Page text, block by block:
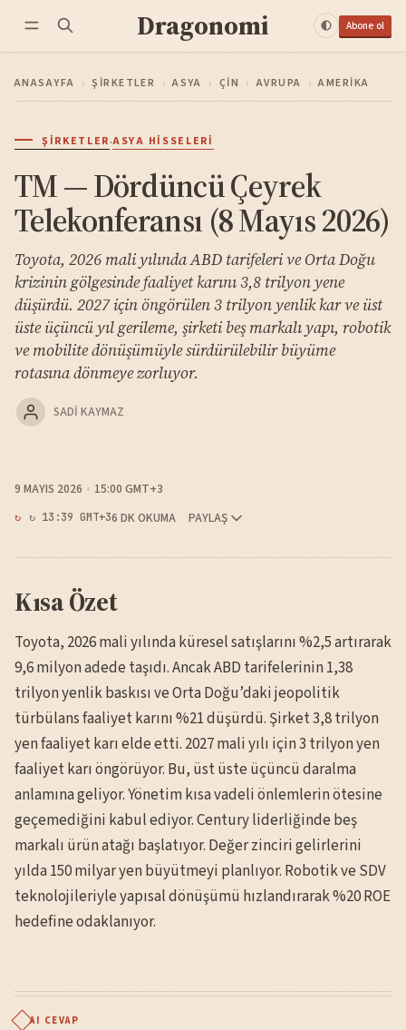
Dragonomi Abone ol
ANASAYFA › ŞIRKETLER › ASYA › ÇIN › AVRUPA › AMERIKA
ŞIRKETLER·ASYA HISSELERI
TM — Dördüncü Çeyrek
Telekonferansı (8 Mayıs 2026)
Toyota, 2026 mali yılında ABD tarifeleri ve Orta Doğu
krizinin gölgesinde faaliyet karını 3,8 trilyon yene
düşürdü. 2027 için öngörülen 3 trilyon yenlik kar ve üst
üste üçüncü yıl gerileme, şirketi beş markalı yapı, robotik
ve mobilite dönüşümüyle sürdürülebilir büyüme
rotasına dönmeye zorluyor.
SADI KAYMAZ
9 MAYIS 2026 15:00 GMT+3
↻ 13:39 GMT+36 DK OKUMA PAYLAŞ
Kısa Özet
Toyota, 2026 mali yılında küresel satışlarını %2,5 artırarak
9,6 milyon adede taşıdı. Ancak ABD tarifelerinin 1,38
trilyon yenlik baskısı ve Orta Doğu’daki jeopolitik
türbülans faaliyet karını %21 düşürdü. Şirket 3,8 trilyon
yen faaliyet karı elde etti. 2027 mali yılı için 3 trilyon yen
faaliyet karı öngörüyor. Bu, üst üste üçüncü daralma
anlamına geliyor. Yönetim kısa vadeli önlemlerin ötesine
geçemediğini kabul ediyor. Century liderliğinde beş
markalı ürün atağı başlatıyor. Değer zinciri gelirlerini
yılda 150 milyar yen büyütmeyi planlıyor. Robotik ve SDV
teknolojileriyle yapısal dönüşümü hızlandırarak %20 ROE
hedefine odaklanıyor.
AI CEVAP